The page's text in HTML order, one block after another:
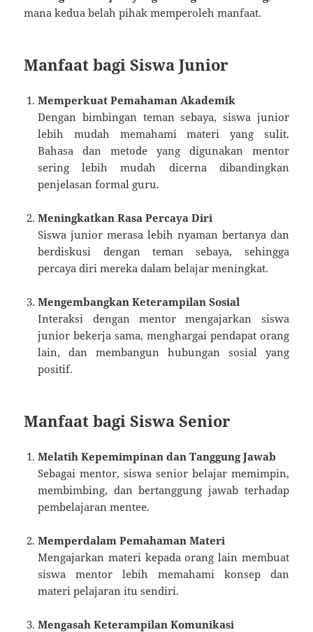
mana kedua belah pihak memperoleh manfaat.
Manfaat bagi Siswa Junior
Memperkuat Pemahaman Akademik
Dengan bimbingan teman sebaya, siswa junior
lebih mudah memahami materi yang sulit.
Bahasa dan metode yang digunakan mentor
sering lebih mudah dicerna dibandingkan
penjelasan formal guru.
Meningkatkan Rasa Percaya Diri
Siswa junior merasa lebih nyaman bertanya dan
berdiskusi dengan teman sebaya, sehingga
percaya diri mereka dalam belajar meningkat.
Mengembangkan Keterampilan Sosial
Interaksi dengan mentor mengajarkan siswa
junior bekerja sama, menghargai pendapat orang
lain, dan membangun hubungan sosial yang
positif.
Manfaat bagi Siswa Senior
Melatih Kepemimpinan dan Tanggung Jawab
Sebagai mentor, siswa senior belajar memimpin,
membimbing, dan bertanggung jawab terhadap
pembelajaran mentee.
Memperdalam Pemahaman Materi
Mengajarkan materi kepada orang lain membuat
siswa mentor lebih memahami konsep dan
materi pelajaran itu sendiri.
Mengasah Keterampilan Komunikasi